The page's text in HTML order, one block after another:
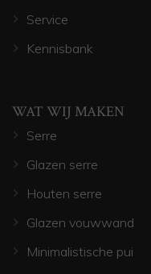
Service
Kennisbank
WAT WIJ MAKEN
Serre
Glazen serre
Houten serre
Glazen vouwwand
Minimalistische pui